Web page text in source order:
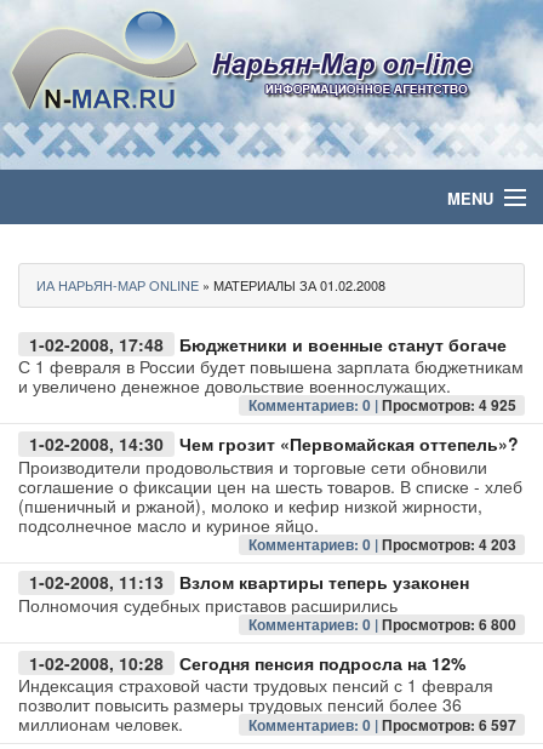
MENU
Политика
Бизнес
Общество
Культура
Медиа
Авто
Спорт
Контакты
ИА НАРЬЯН-МАР ONLINE » МАТЕРИАЛЫ ЗА 01.02.2008
1-02-2008, 17:48
Бюджетники и военные станут богаче
С 1 февраля в России будет повышена зарплата бюджетникам
и увеличено денежное довольствие военнослужащих.
Комментариев: 0 |Просмотров: 4 925
1-02-2008, 14:30
Чем грозит «Первомайская оттепель»?
Производители продовольствия и торговые сети обновили
соглашение о фиксации цен на шесть товаров. В списке - хлеб
(пшеничный и ржаной), молоко и кефир низкой жирности,
подсолнечное масло и куриное яйцо.
Комментариев: 0 |Просмотров: 4 203
1-02-2008, 11:13
Взлом квартиры теперь узаконен
Полномочия судебных приставов расширились
Комментариев: 0 |Просмотров: 6 800
1-02-2008, 10:28
Сегодня пенсия подросла на 12%
Индексация страховой части трудовых пенсий с 1 февраля
позволит повысить размеры трудовых пенсий более 36
миллионам человек.
Комментариев: 0 |Просмотров: 6 597